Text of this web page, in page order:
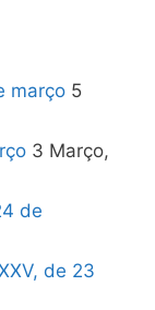
março 5
3 Março,
de
de 23